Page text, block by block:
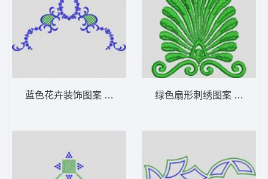
蓝色花卉装饰图案 植物花型 绿色扇形刺绣图案 植物花